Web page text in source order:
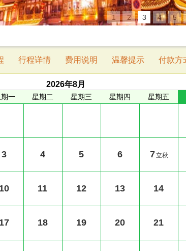
1 2 3 4 5
行程详情 费用说明 温馨提示 付款方
2026年8月
一 星期二 星期三 星期四 星期五
3 4 5 6 7立秋
10 11 12 13 14
17 18 19 20 21